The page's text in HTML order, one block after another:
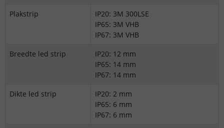
Plakstrip
IP20: 3M 300LSE
IP65: 3M VHB
IP67: 3M VHB
Breedte led strip
IP20: 12 mm
IP65: 14 mm
IP67: 14 mm
Dikte led strip
IP20: 2 mm
IP65: 6 mm
IP67: 6 mm